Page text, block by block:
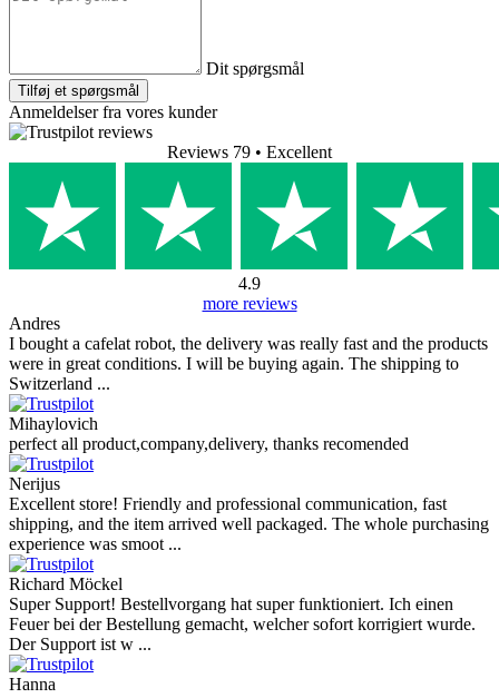
Dit spørgsmål
Tilføj et spørgsmål
Anmeldelser fra vores kunder
Reviews 79 • Excellent
4.9
more reviews
Andres
I bought a cafelat robot, the delivery was really fast and the products
were in great conditions. I will be buying again. The shipping to
Switzerland ...
Mihaylovich
perfect all product,company,delivery, thanks recomended
Nerijus
Excellent store! Friendly and professional communication, fast
shipping, and the item arrived well packaged. The whole purchasing
experience was smoot ...
Richard Möckel
Super Support! Bestellvorgang hat super funktioniert. Ich einen
Feuer bei der Bestellung gemacht, welcher sofort korrigiert wurde.
Der Support ist w ...
Hanna